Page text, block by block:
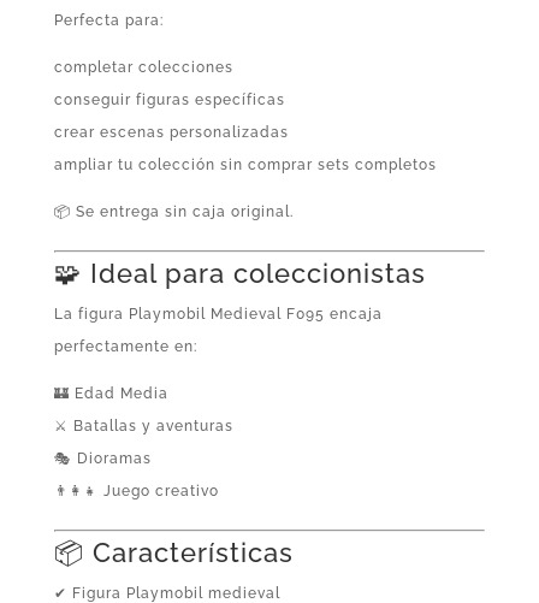
Perfecta para:
completar colecciones
conseguir figuras específicas
crear escenas personalizadas
ampliar tu colección sin comprar sets completos
📦 Se entrega sin caja original.
🧩 Ideal para coleccionistas
La figura Playmobil Medieval F095 encaja
perfectamente en:
🏰 Edad Media
⚔️ Batallas y aventuras
🎭 Dioramas
👨‍👩‍👧 Juego creativo
📦 Características
✔ Figura Playmobil medieval